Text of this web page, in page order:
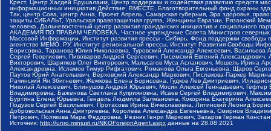
Крест, Центр Хасдей Ерушалаим, Центр поддержки и содействия развитию средств
информационных инициатив Действие, ВМЕСТЕ, Благотворительный фонд охраны
Так, центр Сова, центр Анна, Проект Апрель, Самарская губерния, Эра здоровья,
защиты СИБАЛЬТ, Уральская правозащитная группа, Женщины Евразии, Рязанский
человека, Дальневосточный центр развития гражданских инициатив и социального
АКАДЕМИЯ ПО ПРАВАМ ЧЕЛОВЕКА, Частное учреждение Совета Министров северных
Массовой Информации, Институт развития прессы - Сибирь, Фонд поддержки
агентство МЕМО. РУ, Институт региональной прессы, Институт Развития Свободы
Борисовна, Таранова Юлия Николаевна, Туровский Александр Алексеевич,
Сергей Георгиевич, Пивоваров Андрей Сергеевич, Писемский Евгений
Викторович, Шарипков Олег Викторович, Мальсагов Муса Асланович, Мошель Ирина
Александровна, Исламов Тимур Рифгатович, Романова Ольга Евгеньевна, Щаров
Паутов Юрий Анатольевич, Верховский Александр Маркович, Пислакова-Паркер
Рачинский Ян Збигневич, Жемкова Елена Борисовна, Гудков Лев Дмитриевич,
Николай Алексеевич, Блинушов Андрей Юрьевич, Мосин Алексей Геннадьевич,
Владимировна, Баженова Светлана Куприяновна, Исаев Сергей Владимирович,
Буртина Елена Юрьевна, Гендель Людмила Залмановна, Кокорина Екатерина
Подузов Сергей Васильевич, Протасова Ирина Вячеславовна, Литинский Леонид
Добровольская Анна Дмитриевна, Королева Александра Евгеньевна, Смирнов
Петрович, Полякова Мара Федоровна, Резник Генри Маркович, Захаров Герман
Источник: http://unro.minjust.ru/NKOForeignAgent.aspx данные на 28.08.2021